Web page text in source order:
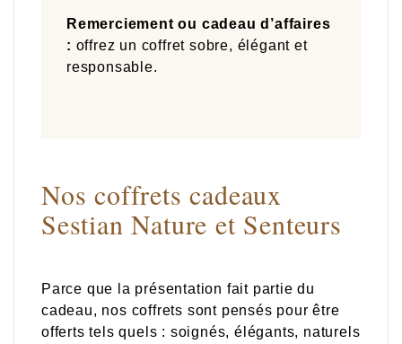
Remerciement ou cadeau d’affaires
: offrez un coffret sobre, élégant et
responsable.
Nos coffrets cadeaux
Sestian Nature et Senteurs
Parce que la présentation fait partie du
cadeau, nos coffrets sont pensés pour être
offerts tels quels : soignés, élégants, naturels